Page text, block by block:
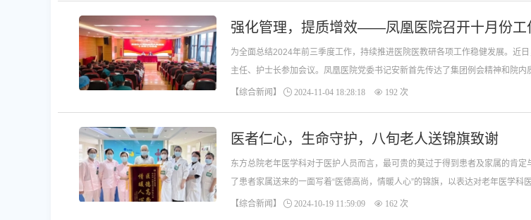
强化管理，提质增效——凤凰医院召开十月份工
为全面总结2024年前三季度工作，持续推进医院医教研各项工作稳健发展。近
主任、护士长参加会议。凤凰医院党委书记安新首先传达了集团例会精神和院内
【综合新闻】 2024-11-04 18:28:18 192 次
医者仁心，生命守护，八旬老人送锦旗致谢
东方总院老年医学科对于医护人员而言，最可贵的莫过于得到患者及家属的肯
了患者家属送来的一面写着“医德高尚，情暖人心”的锦旗，以表达对老年医学科
【综合新闻】 2024-10-19 11:59:09 162 次